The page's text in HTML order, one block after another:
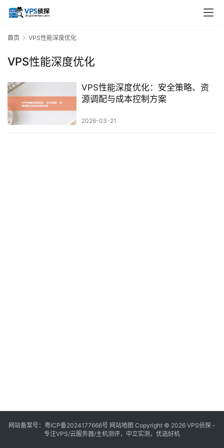
首页 VPS性能深度优化
VPS性能深度优化
VPS性能深度优化：安全策略、资
源调配与成本控制方案
2026-03-21
网站备案号： 粤ICP备2024177666号 网站地图 Copyright © 2026 VPS侦探 -
专注VPS/云服务器/主机测评，中立实测，优选好机